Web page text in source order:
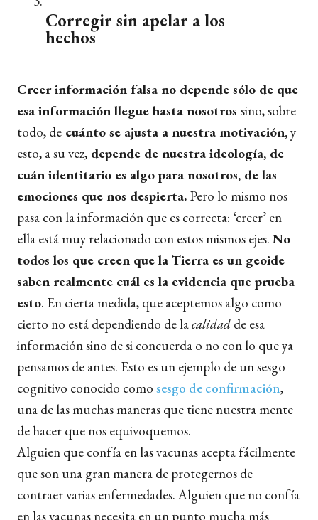
Corregir sin apelar a los
hechos
Creer información falsa no depende sólo de que
esa información llegue hasta nosotros sino, sobre
todo, de cuánto se ajusta a nuestra motivación,y
esto, a su vez, depende de nuestra ideología, de
cuán identitario es algo para nosotros, de las
emociones que nos despierta. Pero lo mismo nos
pasa con la información que es correcta: ‘creer’ en
ella está muy relacionado con estos mismos ejes. No
todos los que creen que la Tierra es un geoide
saben realmente cuál es la evidencia que prueba
esto. En cierta medida, que aceptemos algo como
cierto no está dependiendo de lacalidad de esa
información sino de si concuerda o no con lo que ya
pensamos de antes. Esto es un ejemplo de un sesgo
cognitivo conocido como sesgo de confirmación,
una de las muchas maneras que tiene nuestra mente
de hacer que nos equivoquemos.
Alguien que confía en las vacunas acepta fácilmente
que son una gran manera de protegernos de
contraer varias enfermedades. Alguien que no confía
en las vacunas necesita en un punto mucha más